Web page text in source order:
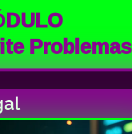
Problemas